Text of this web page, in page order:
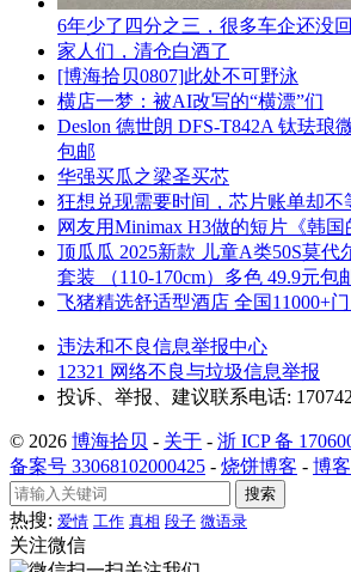
6年少了四分之三，很多车企还没
家人们，清仓白酒了
[博海拾贝0807]此处不可野泳
横店一梦：被AI改写的“横漂”们
Deslon 德世朗 DFS-T842A 钛珐琅
包邮
华强买瓜之梁圣买芯
狂想兑现需要时间，芯片账单却不
网友用Minimax H3做的短片《韩国
顶瓜瓜 2025新款 儿童A类50S莫代
套装 （110-170cm）多色 49.9元包
飞猪精选舒适型酒店 全国11000+
违法和不良信息举报中心
12321 网络不良与垃圾信息举报
投诉、举报、建议联系电话:
© 2026 博海拾贝 - 关于 - 浙 ICP 备
备案号 33068102000425 - 烧饼博客 - 博
搜索
热搜: 爱情 工作 真相 段子 微语录
关注微信